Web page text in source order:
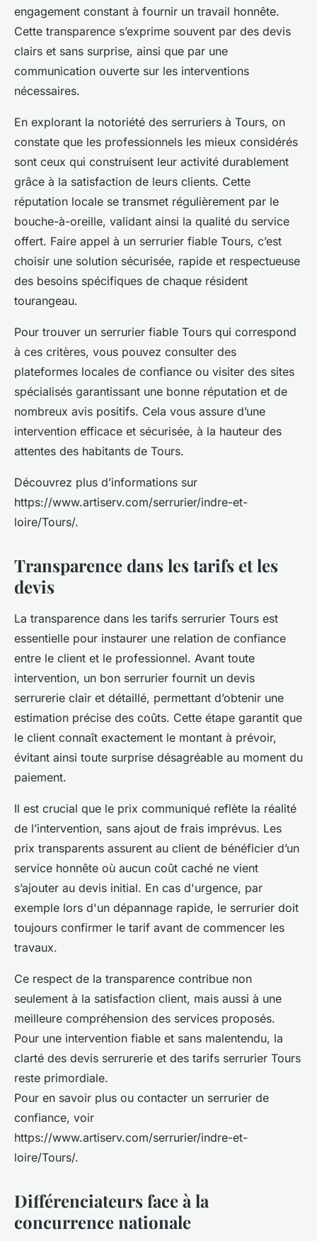
engagement constant à fournir un travail honnête.
Cette transparence s’exprime souvent par des devis
clairs et sans surprise, ainsi que par une
communication ouverte sur les interventions
nécessaires.
En explorant la notoriété des serruriers à Tours, on
constate que les professionnels les mieux considérés
sont ceux qui construisent leur activité durablement
grâce à la satisfaction de leurs clients. Cette
réputation locale se transmet régulièrement par le
bouche-à-oreille, validant ainsi la qualité du service
offert. Faire appel à un serrurier fiable Tours, c’est
choisir une solution sécurisée, rapide et respectueuse
des besoins spécifiques de chaque résident
tourangeau.
Pour trouver un serrurier fiable Tours qui correspond
à ces critères, vous pouvez consulter des
plateformes locales de confiance ou visiter des sites
spécialisés garantissant une bonne réputation et de
nombreux avis positifs. Cela vous assure d’une
intervention efficace et sécurisée, à la hauteur des
attentes des habitants de Tours.
Découvrez plus d’informations sur
https://www.artiserv.com/serrurier/indre-et-
loire/Tours/.
Transparence dans les tarifs et les
devis
La transparence dans les tarifs serrurier Tours est
essentielle pour instaurer une relation de confiance
entre le client et le professionnel. Avant toute
intervention, un bon serrurier fournit un devis
serrurerie clair et détaillé, permettant d’obtenir une
estimation précise des coûts. Cette étape garantit que
le client connaît exactement le montant à prévoir,
évitant ainsi toute surprise désagréable au moment du
paiement.
Il est crucial que le prix communiqué reflète la réalité
de l’intervention, sans ajout de frais imprévus. Les
prix transparents assurent au client de bénéficier d’un
service honnête où aucun coût caché ne vient
s’ajouter au devis initial. En cas d'urgence, par
exemple lors d'un dépannage rapide, le serrurier doit
toujours confirmer le tarif avant de commencer les
travaux.
Ce respect de la transparence contribue non
seulement à la satisfaction client, mais aussi à une
meilleure compréhension des services proposés.
Pour une intervention fiable et sans malentendu, la
clarté des devis serrurerie et des tarifs serrurier Tours
reste primordiale.
Pour en savoir plus ou contacter un serrurier de
confiance, voir
https://www.artiserv.com/serrurier/indre-et-
loire/Tours/.
Différenciateurs face à la
concurrence nationale